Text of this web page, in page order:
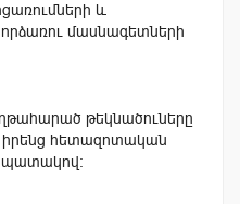
և
մասնագետների
թեկնածուները
իրենց հետազոտական